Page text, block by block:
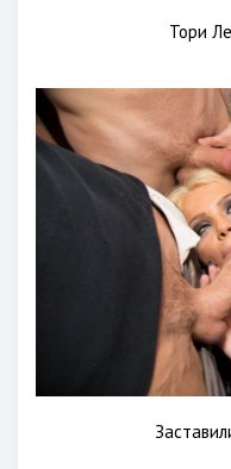
Тори